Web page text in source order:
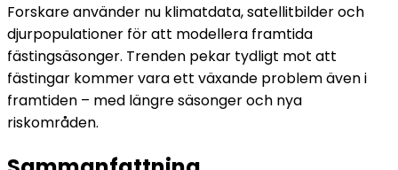
Forskare använder nu klimatdata, satellitbilder och
djurpopulationer för att modellera framtida
fästingsäsonger. Trenden pekar tydligt mot att
fästingar kommer vara ett växande problem även i
framtiden – med längre säsonger och nya
riskområden.